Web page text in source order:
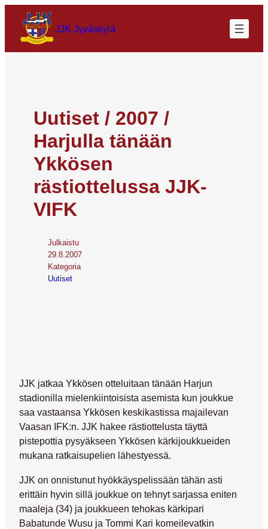
JJK Jyväskylä
Uutiset / 2007 /
Harjulla tänään
Ykkösen
rästiottelussa JJK-
VIFK
Julkaistu
29.8.2007
Kategoria
Uutiset
JJK jatkaa Ykkösen otteluitaan tänään Harjun
stadionilla mielenkiintoisista asemista kun joukkue
saa vastaansa Ykkösen keskikastissa majailevan
Vaasan IFK:n. JJK hakee rästiottelusta täyttä
pistepottia pysyäkseen Ykkösen kärkijoukkueiden
mukana ratkaisupelien lähestyessä.
JJK on onnistunut hyökkäyspelissään tähän asti
erittäin hyvin sillä joukkue on tehnyt sarjassa eniten
maaleja (34) ja joukkueen tehokas kärkipari
Babatunde Wusu ja Tommi Kari komeilevatkin